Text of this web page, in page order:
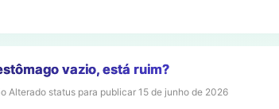
vazio, está ruim?
Alterado status para publicar 15 de junho de 2026